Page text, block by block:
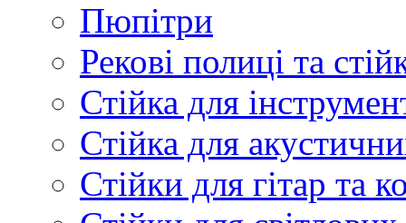
Пюпітри
Рекові полиці та
Стійка для
Стійка для
Стійки для гітар та